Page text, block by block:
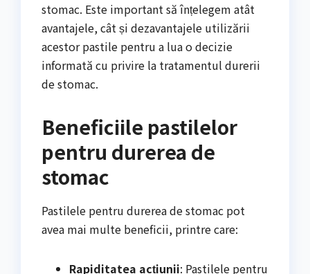
stomac. Este important să înțelegem atât
avantajele, cât și dezavantajele utilizării
acestor pastile pentru a lua o decizie
informată cu privire la tratamentul durerii
de stomac.
Beneficiile pastilelor
pentru durerea de
stomac
Pastilele pentru durerea de stomac pot
avea mai multe beneficii, printre care:
Rapiditatea acțiunii: Pastilele pentru